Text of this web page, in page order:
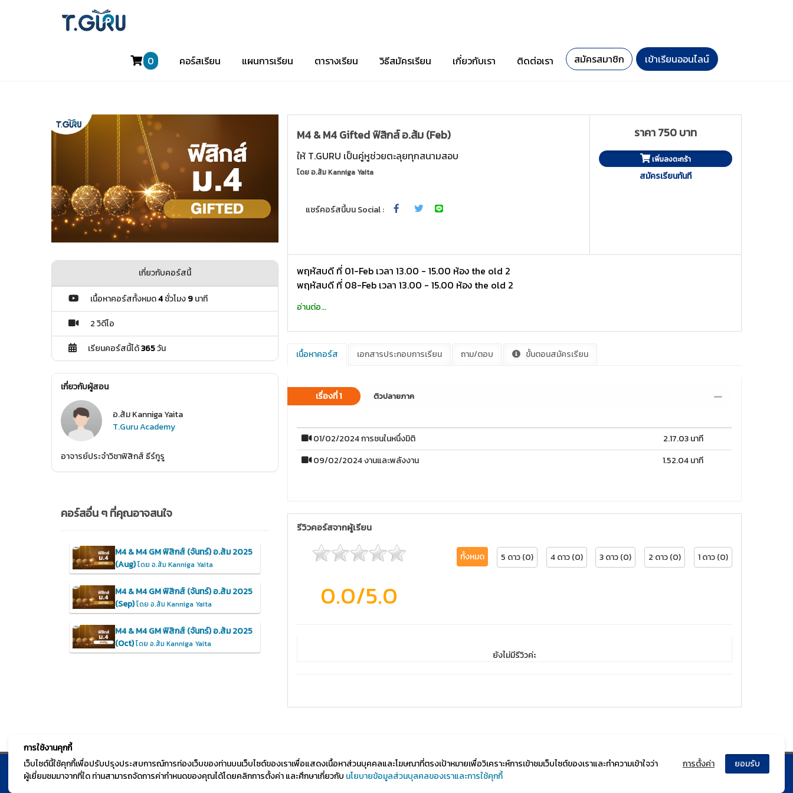
0 คอร์สเรียน แผนการเรียน ตารางเรียน วิธีสมัครเรียน เกี่ยวกับเรา ติดต่อเรา สมัครสมาชิก เข้าเรียนออนไลน์
M4 & M4 Gifted ฟิสิกส์ อ.ส้ม (Feb)
ให้ T.GURU เป็นคู่หูช่วยตะลุยทุกสนามสอบ
โดยอ.ส้ม Kanniga Yaita
แชร์คอร์สนี้บน Social :
ราคา 750 บาท
เพิ่มลงตะกร้า
สมัครเรียนทันที
พฤหัสบดี ที่ 01-Feb เวลา 13.00 - 15.00 ห้อง the old 2
พฤหัสบดี ที่ 08-Feb เวลา 13.00 - 15.00 ห้อง the old 2
อ่านต่อ...
เนื้อหาคอร์ส เอกสารประกอบการเรียน ถาม/ตอบ ขั้นตอนสมัครเรียน
เรื่องที่ 1 ติวปลายภาค
01/02/2024 การชนในหนึ่งมิติ
2.17.03 นาที
09/02/2024 งานและพลังงาน
1.52.04 นาที
รีวิวคอร์สจากผู้เรียน
0.0/5.0
ทั้งหมด 5 ดาว (0) 4 ดาว (0) 3 ดาว (0) 2 ดาว (0) 1 ดาว (0)
ยังไม่มีรีวิวค่ะ
เกี่ยวกับคอร์สนี้
เนื้อหาคอร์สทั้งหมด4ชั่วโมง9นาที
2 วิดีโอ
เรียนคอร์สนี้ได้365วัน
เกี่ยวกับผู้สอน
อ.ส้ม Kanniga Yaita
T.Guru Academy
อาจารย์ประจำวิชาฟิสิกส์ ธีร์กูรู
คอร์สอื่น ๆ ที่คุณอาจสนใจ
M4 & M4 GM ฟิสิกส์ (จันทร์) อ.ส้ม 2025
(Aug)โดย อ.ส้ม Kanniga Yaita
M4 & M4 GM ฟิสิกส์ (จันทร์) อ.ส้ม 2025
(Sep)โดย อ.ส้ม Kanniga Yaita
M4 & M4 GM ฟิสิกส์ (จันทร์) อ.ส้ม 2025
(Oct)โดย อ.ส้ม Kanniga Yaita
การใช้งานคุกกี้
เว็บไซต์นี้ใช้คุกกี้เพื่อปรับปรุงประสบการณ์การท่องเว็บของท่านบนเว็บไซต์ของเราเพื่อแสดงเนื้อหาส่วนบุคคลและโฆษณาที่ตรงเป้าหมายเพื่อวิเคราะห์การเข้าชมเว็บไซต์ของเราและทำความเข้าใจว่า
ผู้เยี่ยมชมมาจากที่ใด ท่านสามารถจัดการค่ากำหนดของคุณได้โดยคลิกการตั้งค่า และศึกษาเกี่ยวกับ นโยบายข้อมูลส่วนบุลคลของเราและการใช้คุกกี้
การตั้งค่า
© TGURU.online 2026 All right reserved. v1.0 Powered by Course Square